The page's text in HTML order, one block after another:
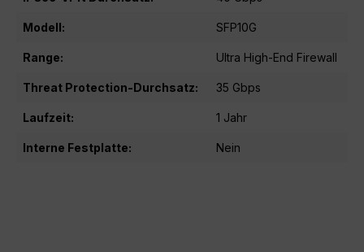
Modell: SFP10G
Range: Ultra High-End Firewall
Threat Protection-Durchsatz: 35 Gbps
Laufzeit: 1 Jahr
Interne Festplatte: Nein